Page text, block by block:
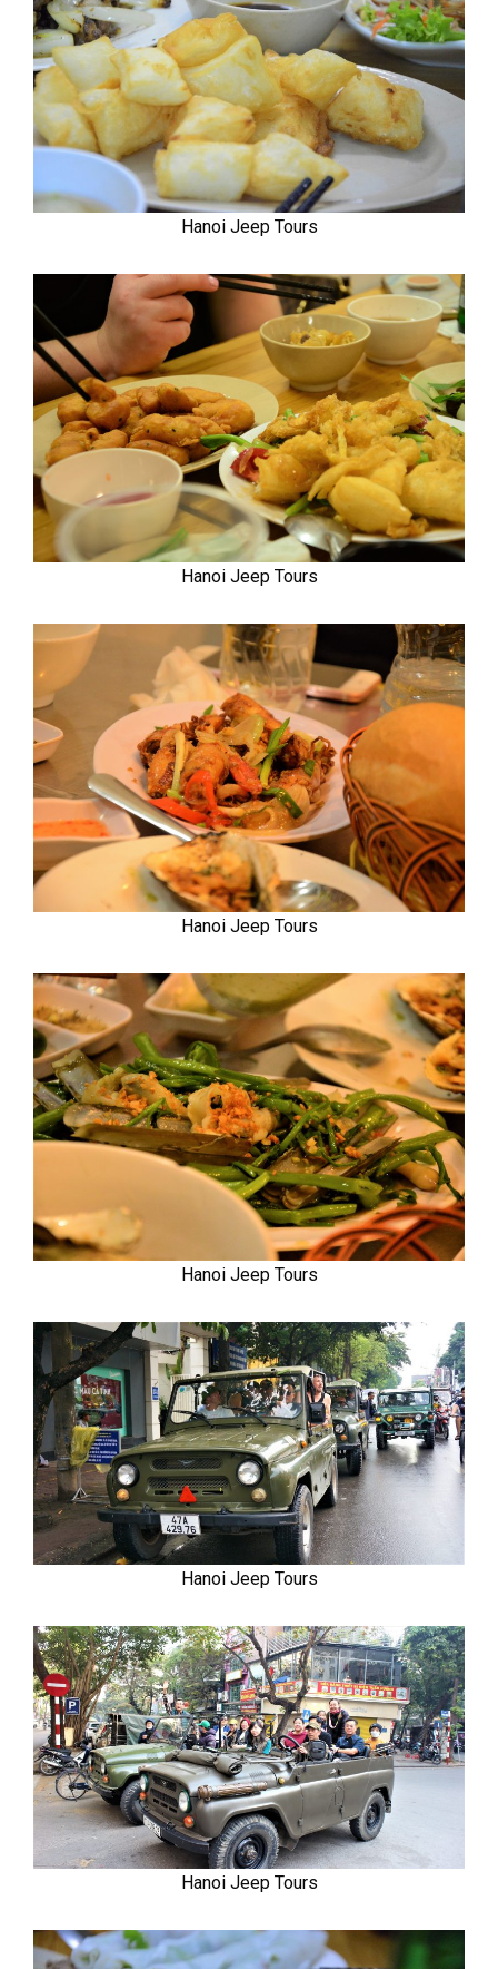
Hanoi Jeep Tours
Hanoi Jeep Tours
Hanoi Jeep Tours
Hanoi Jeep Tours
Hanoi Jeep Tours
Hanoi Jeep Tours